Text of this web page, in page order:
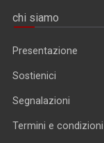
chi siamo
Presentazione
Sostienici
Segnalazioni
Termini e condizioni